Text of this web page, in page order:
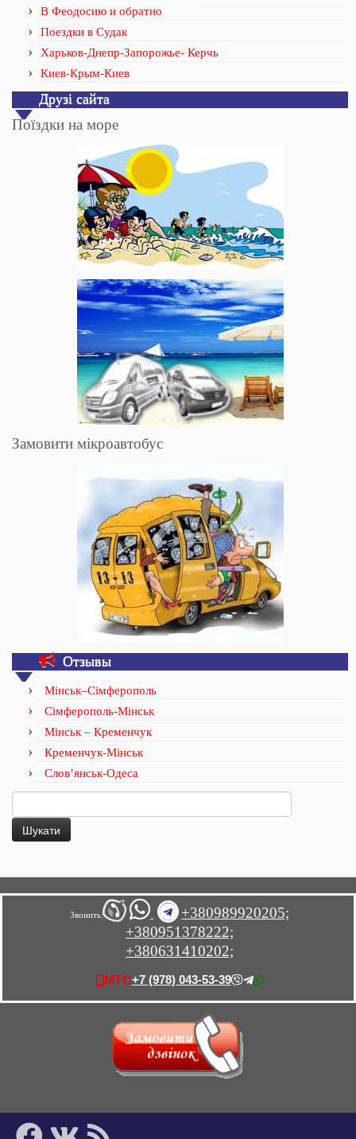
В Феодосию и обратно
Поездки в Судак
Харьков-Днепр-Запорожье- Керчь
Киев-Крым-Киев
Друзі сайта
Поїздки на море
Замовити мікроавтобус
Отзывы
Мінськ–Сімферополь
Сімферополь-Мінськ
Мінськ – Кременчук
Кременчук-Мінськ
Слов’янськ-Одеса
Звонить:
+380989920205;
+380951378222;
+380631410202;
МТС+7 (978) 043-53-39